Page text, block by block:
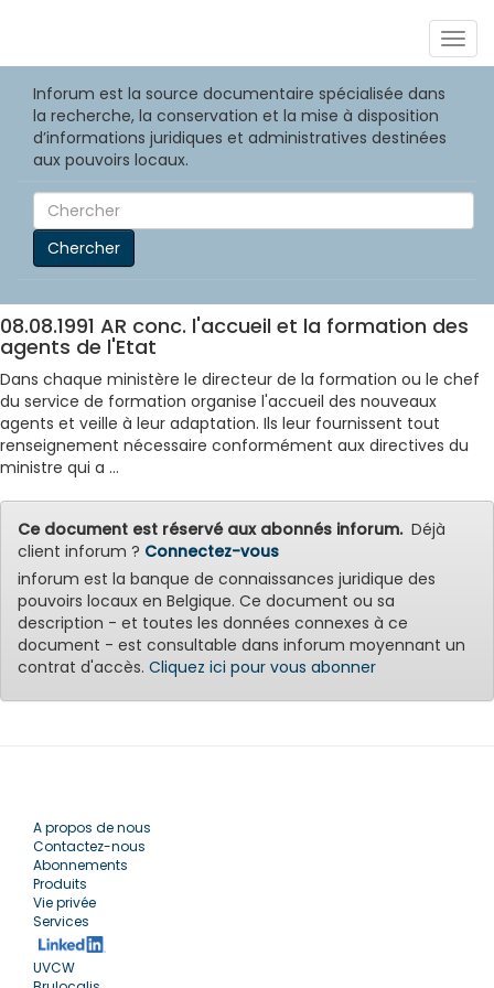
Inforum est la source documentaire spécialisée dans
la recherche, la conservation et la mise à disposition
d’informations juridiques et administratives destinées
aux pouvoirs locaux.
Chercher
08.08.1991 AR conc. l'accueil et la formation des
agents de l'Etat
Dans chaque ministère le directeur de la formation ou le chef
du service de formation organise l'accueil des nouveaux
agents et veille à leur adaptation. Ils leur fournissent tout
renseignement nécessaire conformément aux directives du
ministre qui a ...
Ce document est réservé aux abonnés inforum.Déjà
client inforum ? Connectez-vous
inforum est la banque de connaissances juridique des
pouvoirs locaux en Belgique. Ce document ou sa
description - et toutes les données connexes à ce
document - est consultable dans inforum moyennant un
contrat d'accès. Cliquez ici pour vous abonner
A propos de nous
Contactez-nous
Abonnements
Produits
Vie privée
Services
UVCW